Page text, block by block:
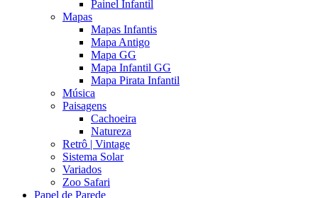
Painel Infantil
Mapas
Mapas Infantis
Mapa Antigo
Mapa GG
Mapa Infantil GG
Mapa Pirata Infantil
Música
Paisagens
Cachoeira
Natureza
Retrô | Vintage
Sistema Solar
Variados
Zoo Safari
Papel de Parede